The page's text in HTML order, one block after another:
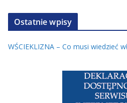
Ostatnie wpisy
WŚCIEKLIZNA – Co musi wiedzieć